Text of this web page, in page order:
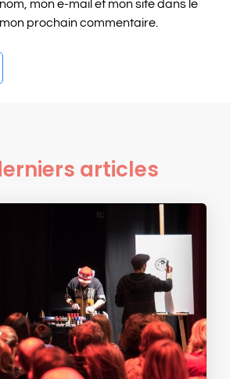
mon e-mail et mon site dans le
prochain commentaire.
articles